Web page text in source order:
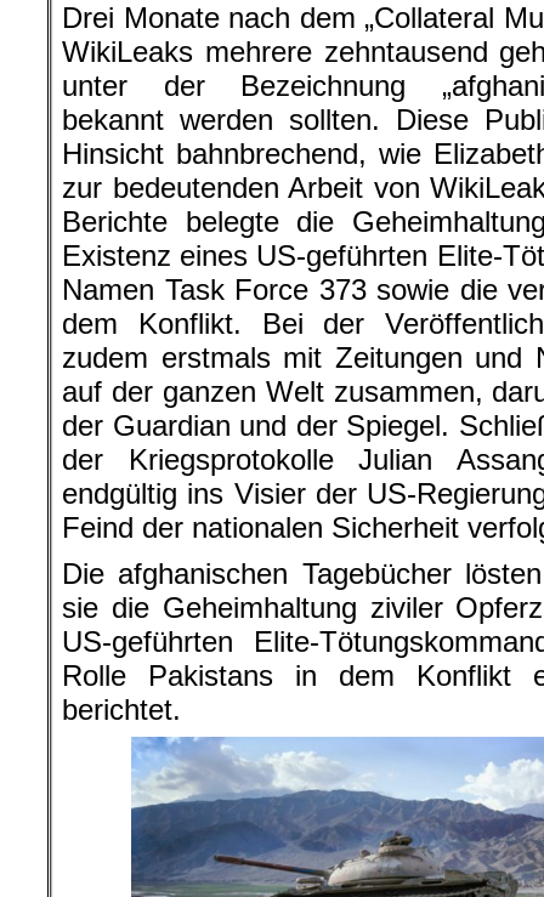
Drei Monate nach dem „Collateral
WikiLeaks mehrere zehntausend
unter der Bezeichnung
bekannt werden sollten. Diese
Hinsicht bahnbrechend, wie
zur bedeutenden Arbeit von
Berichte belegte die
Existenz eines US-geführten Elite-
Namen Task Force 373 sowie die
dem Konflikt. Bei der
zudem erstmals mit Zeitungen und
auf der ganzen Welt zusammen,
der Guardian und der Spiegel.
der Kriegsprotokolle Julian
endgültig ins Visier der US-
Feind der nationalen Sicherheit
Die afghanischen Tagebücher
sie die Geheimhaltung ziviler
US-geführten Elite-
Rolle Pakistans in dem Konflikt
berichtet.